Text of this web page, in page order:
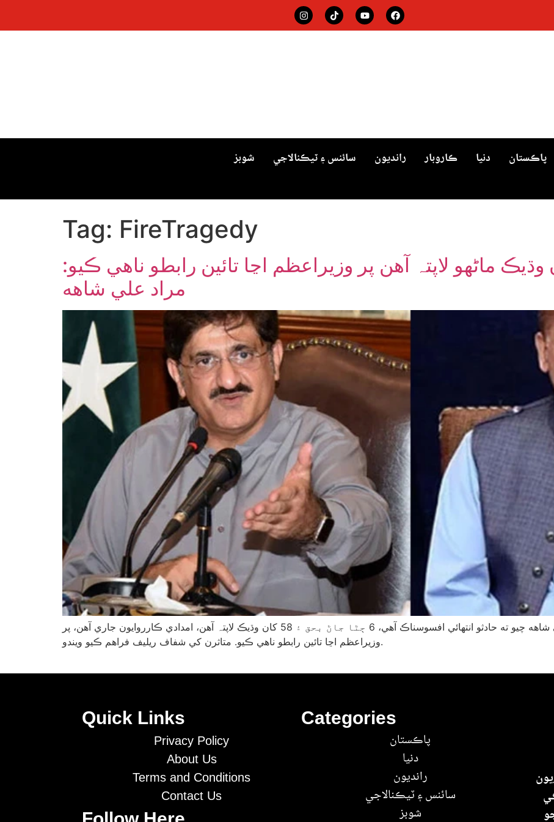
شوبز سائنس ۽ ٽيڪنالاجي رانديون ڪاروبار دنيا پاڪستان
Tag: FireTragedy
سانحو؛ 58 کان وڌيڪ ماڻهو لاپتہ آهن پر وزيراعظم اڃا تائين رابطو ناهي ڪيو:
مراد علي شاهه
گل پلازہ آتشزدگي: وزيراعليٰ سنڌ مراد علي شاهه چيو ته حادثو انتهائي افسوسناڪ آهي، 6 ڄڻا جاڻ بحق ۽ 58 کان وڌيڪ لاپتہ آهن، امدادي ڪارروايون جاري آهن، پر
وزيراعظم اڃا تائين رابطو ناهي ڪيو. متاثرن کي شفاف ريليف فراهم ڪيو ويندو.
Quick Links
Privacy Policy
About Us
Terms and Conditions
Contact Us
Categories
پاڪستان
دنيا
رانديون
سائنس ۽ ٽيڪنالاجي
شوبز